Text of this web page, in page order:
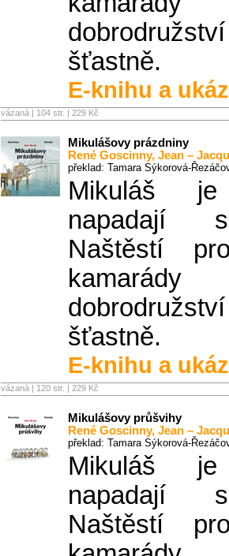
šťastně.
E-knihu a
vázaná | 104 str. | 229 Kč
Mikulášovy prázdniny
René Goscinny, Jean –
překlad: Tamara Sýkorová-
Mikuláš
napadají
Naštěstí
kamarády
šťastně.
E-knihu a
vázaná | 120 str. | 229 Kč
Mikulášovy průšvihy
René Goscinny, Jean –
překlad: Tamara Sýkorová-
Mikuláš
napadají
Naštěstí